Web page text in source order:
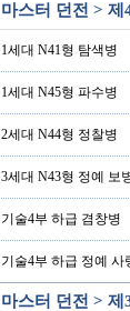
마스터 던전 > 제
1세대 N41형 탐색병
1세대 N45형 파수병
2세대 N44형 정찰병
3세대 N43형 정예 보
기술4부 하급 겸창병
기술4부 하급 정예 사
마스터 던전 > 제